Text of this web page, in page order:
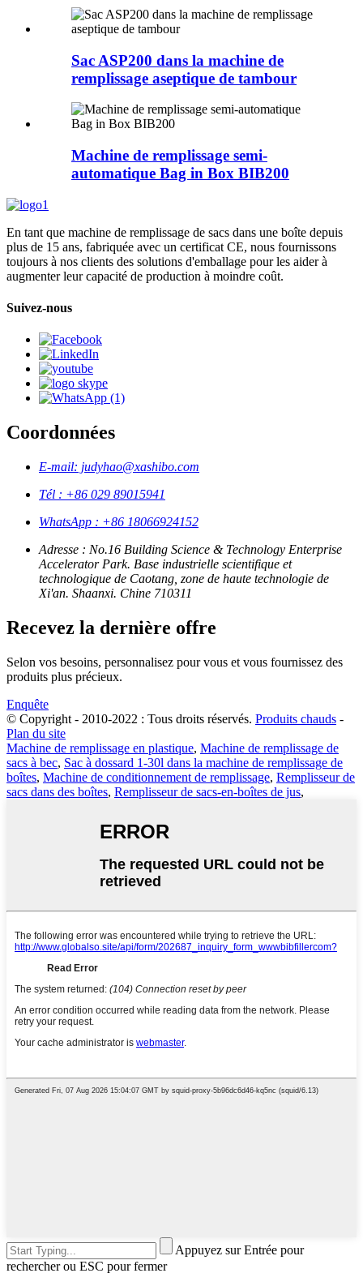
Sac ASP200 dans la machine de
remplissage aseptique de tambour
Machine de remplissage semi-
automatique Bag in Box BIB200
En tant que machine de remplissage de sacs dans une boîte depuis
plus de 15 ans, fabriquée avec un certificat CE, nous fournissons
toujours à nos clients des solutions d'emballage pour les aider à
augmenter leur capacité de production à moindre coût.
Suivez-nous
Coordonnées
E-mail: judyhao@xashibo.com
Tél : +86 029 89015941
WhatsApp : +86 18066924152
Adresse : No.16 Building Science & Technology Enterprise
Accelerator Park. Base industrielle scientifique et
technologique de Caotang, zone de haute technologie de
Xi'an. Shaanxi. Chine 710311
Recevez la dernière offre
Selon vos besoins, personnalisez pour vous et vous fournissez des
produits plus précieux.
Enquête
© Copyright - 2010-2022 : Tous droits réservés. Produits chauds -
Plan du site
Machine de remplissage en plastique, Machine de remplissage de
sacs à bec, Sac à dossard 1-30l dans la machine de remplissage de
boîtes, Machine de conditionnement de remplissage, Remplisseur de
sacs dans des boîtes, Remplisseur de sacs-en-boîtes de jus,
Appuyez sur Entrée pour
rechercher ou ESC pour fermer